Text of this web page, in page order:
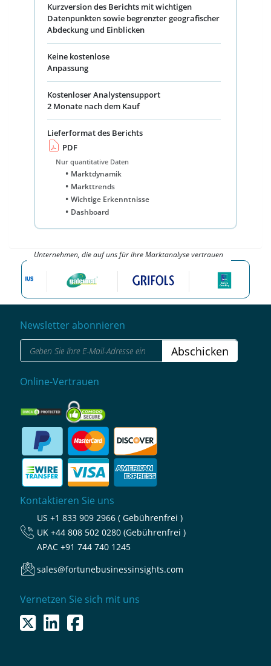
Kurzversion des Berichts mit wichtigen
Datenpunkten sowie begrenzter geografischer
Abdeckung und Einblicken
Keine kostenlose
Anpassung
Kostenloser Analystensupport
2 Monate nach dem Kauf
Lieferformat des Berichts
PDF
Nur quantitative Daten
Marktdynamik
Markttrends
Wichtige Erkenntnisse
Dashboard
Unternehmen, die auf uns für ihre Marktanalyse vertrauen
Newsletter abonnieren
Abschicken
Online-Vertrauen
Kontaktieren Sie uns
US +1 833 909 2966 ( Gebührenfrei )
UK +44 808 502 0280 (Gebührenfrei )
APAC +91 744 740 1245
sales@fortunebusinessinsights.com
Vernetzen Sie sich mit uns